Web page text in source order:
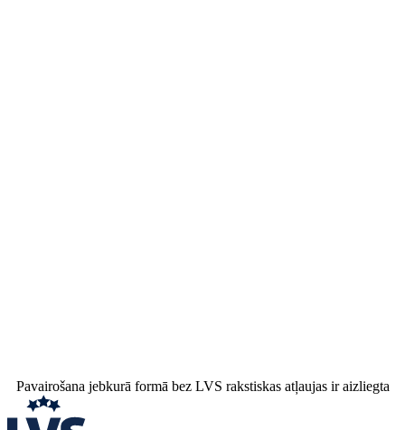
Pavairošana jebkurā formā bez LVS rakstiskas atļaujas ir aizliegta